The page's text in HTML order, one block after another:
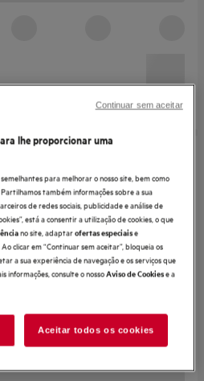
lhe proporcionar uma
para melhorar o nosso site, bem como
também informações sobre a sua
de redes sociais, publicidade e análise de
está a consentir a utilização de cookies, o que
no site, adaptarofertas especiaise
clicar em “Continuar sem aceitar”, bloqueia os
a sua experiência de navegação e os serviços que
informações, consulte o nossoAviso de Cookiese a
Aceitar todos os cookies
Continuar sem aceitar